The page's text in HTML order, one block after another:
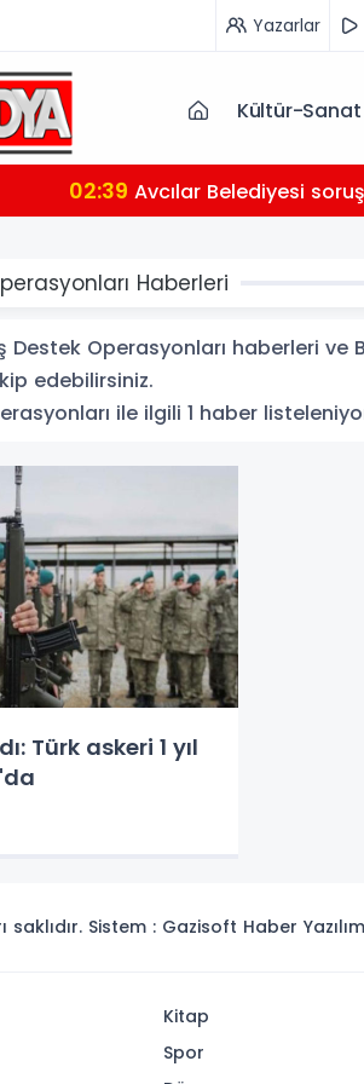
Yazarlar
Kültür-Sanat
02:39 Avcılar Belediyesi
Haberleri
Destek Operasyonları haberleri
edebilirsiniz.
ile ilgili 1 haber
Türk askeri 1 yıl
Sistem : Gazisoft Haber
Kitap
Spor